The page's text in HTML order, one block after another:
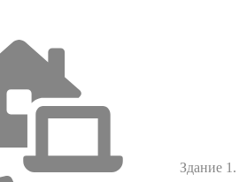
Здание